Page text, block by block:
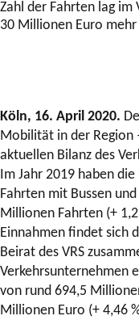
Zahl der Fahrten lag
30 Millionen Euro
Köln, 16. April 2020.
Mobilität in der Region
aktuellen Bilanz des
Im Jahr 2019 haben
Fahrten mit Bussen
Millionen Fahrten (+
Einnahmen findet sich
Beirat des VRS
Verkehrsunternehmen
von rund 694,5
Millionen Euro (+ 4,46